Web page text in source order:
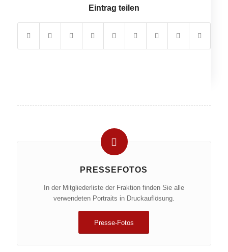
Eintrag teilen
PRESSEFOTOS
In der Mitgliederliste der Fraktion finden Sie alle
verwendeten Portraits in Druckauflösung.
Presse-Fotos